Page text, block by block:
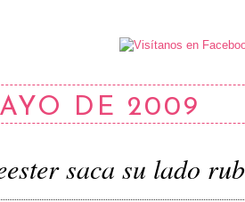
DE 2009
saca su lado